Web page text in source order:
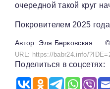
очередной такой круг
Покровителем 2025
Эля Берковская ©
URL: https://babr24.info/
Поделиться в соцсетях: